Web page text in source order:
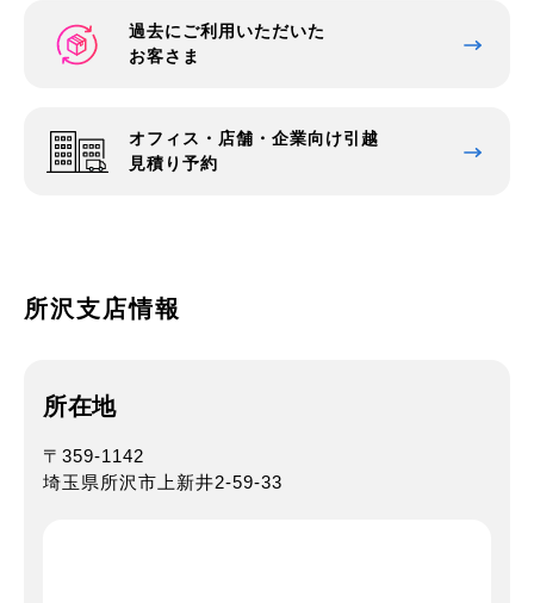
過去にご利用いただいた
お客さま
オフィス・店舗・企業向け引越
見積り予約
所沢支店情報
所在地
〒359-1142
埼玉県所沢市上新井2-59-33